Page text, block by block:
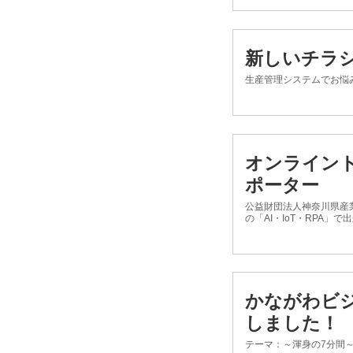
新しいチラ
生産管理システムでお
オンライン
ポーター
公益財団法人神奈川県
の「AI・IoT・RPA」で
かながわビ
しました！
テーマ：～渾身の7分間